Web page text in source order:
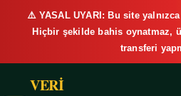
⚠️ YASAL UYARI: Bu site
Hiçbir şekilde bahis oynatmaz,
transferi
VERİ